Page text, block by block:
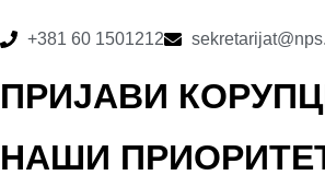
+381 60 1501212
ПРИЈАВИ
НАШИ